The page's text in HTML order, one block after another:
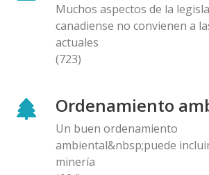
Muchos aspectos de la
canadiense no convienen a
actuales
(723)
Ordenamiento
Un buen ordenamiento
ambiental&nbsp;puede
minería